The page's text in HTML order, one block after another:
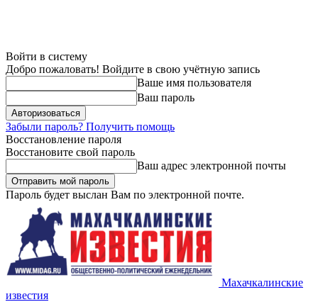
Войти в систему
Добро пожаловать! Войдите в свою учётную запись
Ваше имя пользователя
Ваш пароль
Забыли пароль? Получить помощь
Восстановление пароля
Восстановите свой пароль
Ваш адрес электронной почты
Пароль будет выслан Вам по электронной почте.
Махачкалинские
известия